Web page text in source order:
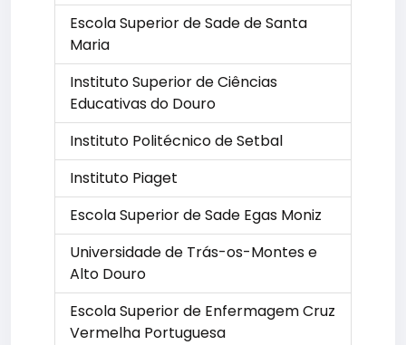
Escola Superior de Sade de Santa
Maria
Instituto Superior de Ciências
Educativas do Douro
Instituto Politécnico de Setbal
Instituto Piaget
Escola Superior de Sade Egas Moniz
Universidade de Trás-os-Montes e
Alto Douro
Escola Superior de Enfermagem Cruz
Vermelha Portuguesa